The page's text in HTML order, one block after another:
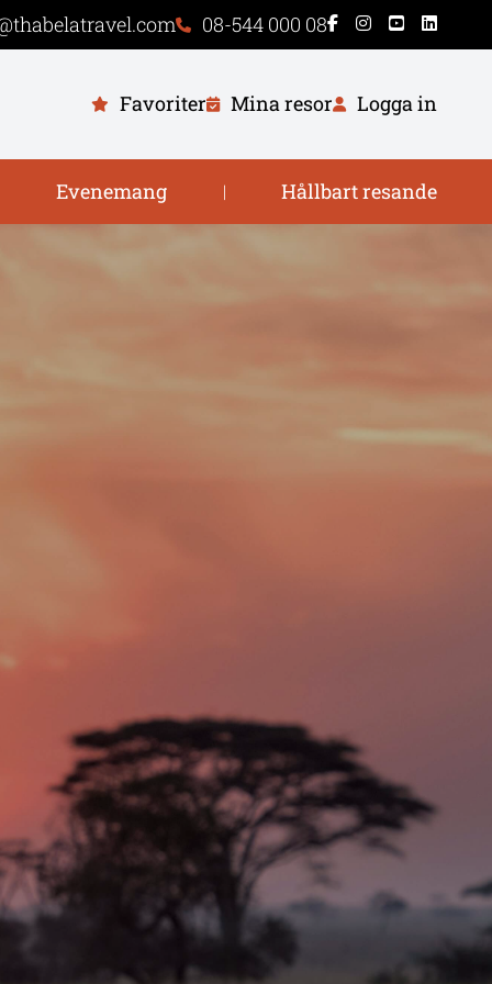
08-544 000 08
Favoriter Mina resor Logga in
Evenemang | Hållbart resande